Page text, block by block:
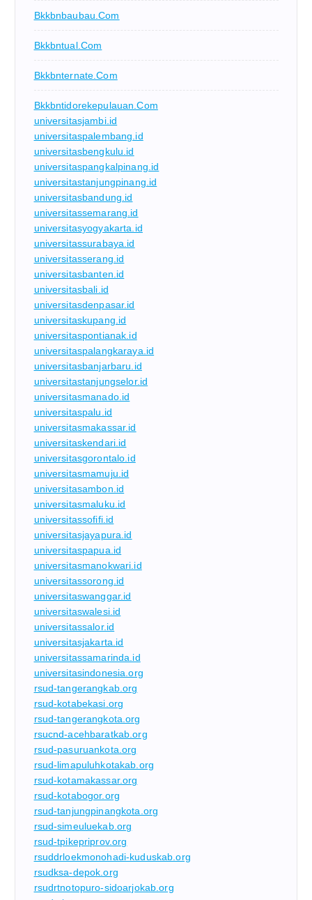
Bkkbnbaubau.com
Bkkbntual.com
Bkkbnternate.com
Bkkbntidorekepulauan.com
universitasjambi.id
universitaspalembang.id
universitasbengkulu.id
universitaspangkalpinang.id
universitastanjungpinang.id
universitasbandung.id
universitassemarang.id
universitasyogyakarta.id
universitassurabaya.id
universitasserang.id
universitasbanten.id
universitasbali.id
universitasdenpasar.id
universitaskupang.id
universitaspontianak.id
universitaspalangkaraya.id
universitasbanjarbaru.id
universitastanjungselor.id
universitasmanado.id
universitaspalu.id
universitasmakassar.id
universitaskendari.id
universitasgorontalo.id
universitasmamuju.id
universitasambon.id
universitasmaluku.id
universitassofifi.id
universitasjayapura.id
universitaspapua.id
universitasmanokwari.id
universitassorong.id
universitaswanggar.id
universitaswalesi.id
universitassalor.id
universitasjakarta.id
universitassamarinda.id
universitasindonesia.org
rsud-tangerangkab.org
rsud-kotabekasi.org
rsud-tangerangkota.org
rsucnd-acehbaratkab.org
rsud-pasuruankota.org
rsud-limapuluhkotakab.org
rsud-kotamakassar.org
rsud-kotabogor.org
rsud-tanjungpinangkota.org
rsud-simeuluekab.org
rsud-tpikepriprov.org
rsuddrloekmonohadi-kuduskab.org
rsudksa-depok.org
rsudrtnotopuro-sidoarjokab.org